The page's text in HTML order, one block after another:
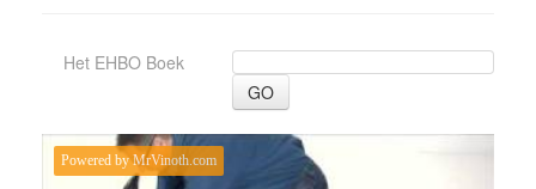
Het EHBO Boek
GO